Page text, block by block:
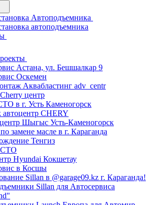
Автоподъемника
автоподъемника
Астана, ул. Бешшалкар 9
Оскемен
Аквабластинг adv_centr
центр
в г. Усть Каменогорск
автоцентр CHERY
Шыгыс Усть-Каменогорск
замене масле в г. Караганда
Тенгиз
СТО
Hyundai Кокшетау
в Косшы
Sillan в @garage09.kz г. Караганда!
Sillan для Автосервиса